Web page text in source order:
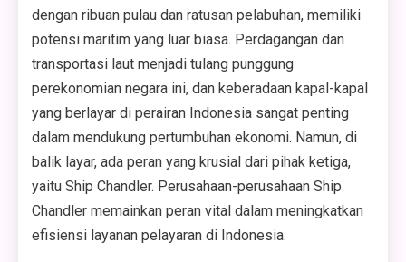
dengan ribuan pulau dan ratusan pelabuhan, memiliki
potensi maritim yang luar biasa. Perdagangan dan
transportasi laut menjadi tulang punggung
perekonomian negara ini, dan keberadaan kapal-kapal
yang berlayar di perairan Indonesia sangat penting
dalam mendukung pertumbuhan ekonomi. Namun, di
balik layar, ada peran yang krusial dari pihak ketiga,
yaitu Ship Chandler. Perusahaan-perusahaan Ship
Chandler memainkan peran vital dalam meningkatkan
efisiensi layanan pelayaran di Indonesia.